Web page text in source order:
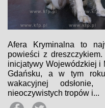
Afera Kryminalna to
powieści z
inicjatywy Wojewódzkiej
Gdańsku, a w tym
wakacyjnej odsłonie,
nieoczywistych tropów i...